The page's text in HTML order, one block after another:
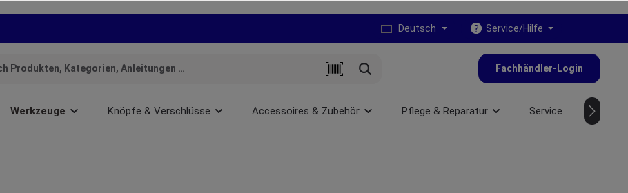
Deutsch Service/Hilfe
Fachhändler-Login
Werkzeuge Knöpfe & Verschlüsse Accessoires & Zubehör Pflege & Reparatur Service NEU